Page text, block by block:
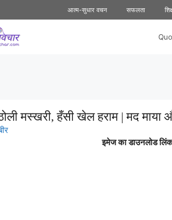
आत्म-सुधार वचन सफलता
मस्खरी, हँसी खेल हराम | मद
इमेज का डाउनलोड लिंक